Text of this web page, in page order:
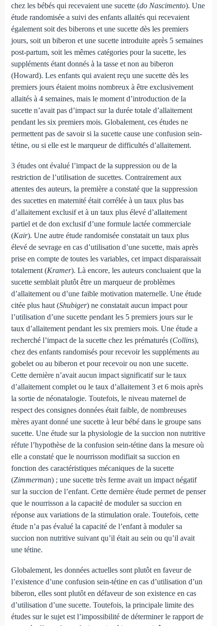
chez les bébés qui recevaient une sucette (do Nascimento). Une
étude randomisée a suivi des enfants allaités qui recevaient
également soit des biberons et une sucette dès les premiers
jours, soit un biberon et une sucette introduite après 5 semaines
post-partum, soit les mêmes catégories pour la sucette, les
suppléments étant donnés à la tasse et non au biberon
(Howard). Les enfants qui avaient reçu une sucette dès les
premiers jours étaient moins nombreux à être exclusivement
allaités à 4 semaines, mais le moment d’introduction de la
sucette n’avait pas d’impact sur la durée totale d’allaitement
pendant les six premiers mois. Globalement, ces études ne
permettent pas de savoir si la sucette cause une confusion sein-
tétine, ou si elle est le marqueur de difficultés d’allaitement.
3 études ont évalué l’impact de la suppression ou de la
restriction de l’utilisation de sucettes. Contrairement aux
attentes des auteurs, la première a constaté que la suppression
des sucettes en maternité était corrélée à un taux plus bas
d’allaitement exclusif et à un taux plus élevé d’allaitement
partiel et de don exclusif d’une formule lactée commerciale
(Kair). Une autre étude randomisée constatait un taux plus
élevé de sevrage en cas d’utilisation d’une sucette, mais après
prise en compte de toutes les variables, cet impact disparaissait
totalement (Kramer). Là encore, les auteurs concluaient que la
sucette semblait plutôt être un marqueur de problèmes
d’allaitement ou d’une faible motivation maternelle. Une étude
citée plus haut (Shubiger) ne constatait aucun impact pour
l’utilisation d’une sucette pendant les 5 premiers jours sur le
taux d’allaitement pendant les six premiers mois. Une étude a
recherché l’impact de la sucette chez les prématurés (Collins),
chez des enfants randomisés pour recevoir les suppléments au
gobelet ou au biberon et pour recevoir ou non une sucette.
Cette dernière n’avait aucun impact significatif sur le taux
d’allaitement complet ou le taux d’allaitement 3 et 6 mois après
la sortie de néonatalogie. Toutefois, le niveau maternel de
respect des consignes données était faible, de nombreuses
mères ayant donné une sucette à leur bébé dans le groupe sans
sucette. Une étude sur la physiologie de la succion non nutritive
réfute l’hypothèse de la confusion sein-tétine dans la mesure où
elle a constaté que le nourrisson modifiait sa succion en
fonction des caractéristiques mécaniques de la sucette
(Zimmerman) ; une sucette très ferme avait un impact négatif
sur la succion de l’enfant. Cette dernière étude permet de penser
que le nourrisson a la capacité de moduler sa succion en
réponse aux variations de la stimulation orale. Toutefois, cette
étude n’a pas évalué la capacité de l’enfant à moduler sa
succion non nutritive suivant qu’il était au sein ou qu’il avait
une tétine.
Globalement, les données actuelles sont plutôt en faveur de
l’existence d’une confusion sein-tétine en cas d’utilisation d’un
biberon, elles sont plutôt en défaveur de son existence en cas
d’utilisation d’une sucette. Toutefois, la principale limite des
études sur le sujet est l’impossibilité de déterminer le rapport de